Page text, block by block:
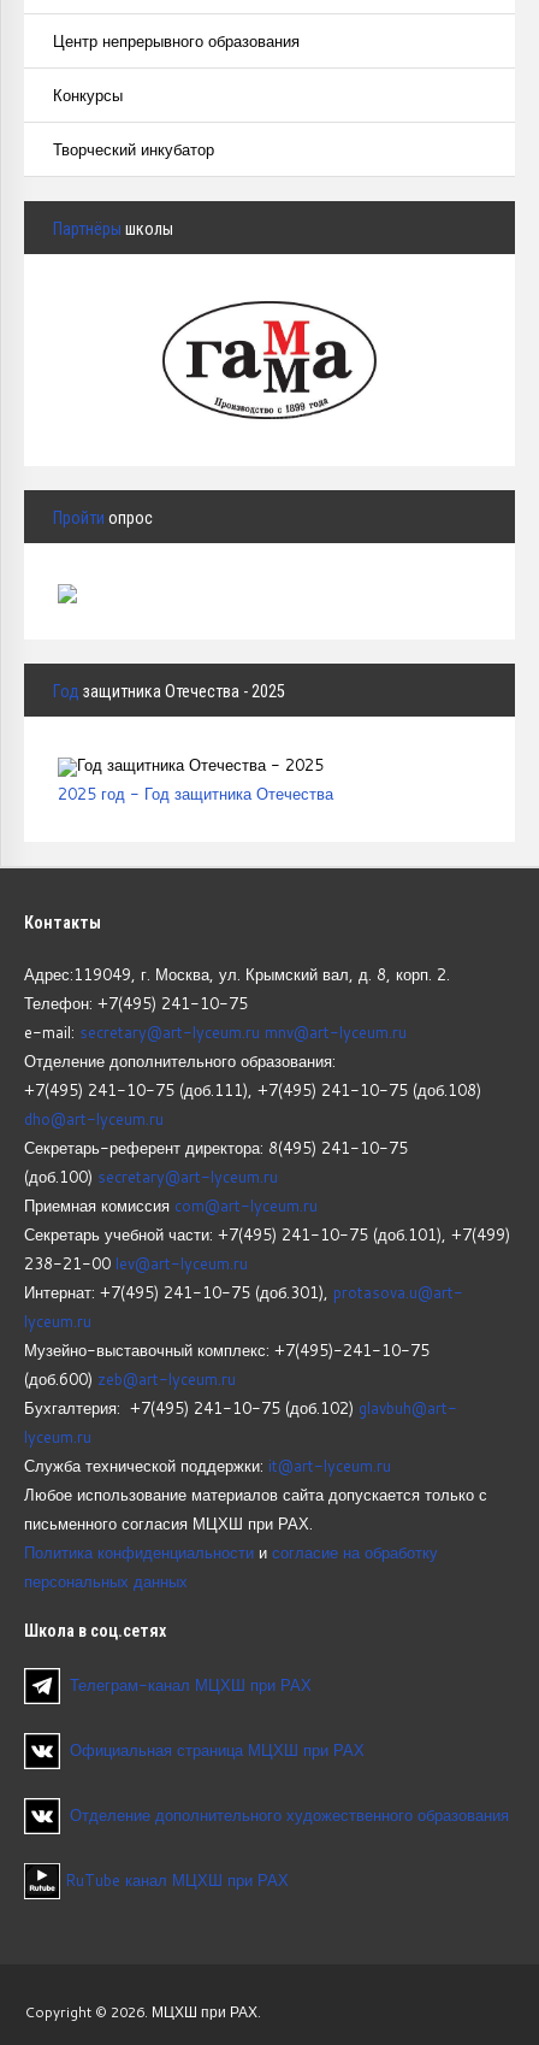
Центр непрерывного образования
Конкурсы
Творческий инкубатор
Партнёры школы
Пройти опрос
Год защитника Отечества - 2025
2025 год - Год защитника Отечества
Контакты
Адрес:119049, г. Москва, ул. Крымский вал, д. 8, корп. 2.
Телефон: +7(495) 241-10-75
e-mail: secretary@art-lyceum.ru mnv@art-lyceum.ru
Отделение дополнительного образования:
+7(495) 241-10-75 (доб.111), +7(495) 241-10-75 (доб.108)
dho@art-lyceum.ru
Секретарь-референт директора: 8(495) 241-10-75
(доб.100) secretary@art-lyceum.ru
Приемная комиссия com@art-lyceum.ru
Секретарь учебной части: +7(495) 241-10-75 (доб.101), +7(499)
238-21-00 lev@art-lyceum.ru
Интернат: +7(495) 241-10-75 (доб.301), protasova.u@art-
lyceum.ru
Музейно-выставочный комплекс: +7(495)-241-10-75
(доб.600) zeb@art-lyceum.ru
Бухгалтерия: +7(495) 241-10-75 (доб.102) glavbuh@art-
lyceum.ru
Служба технической поддержки: it@art-lyceum.ru
Любое использование материалов сайта допускается только с
письменного согласия МЦХШ при РАХ.
Политика конфиденциальности и согласие на обработку
персональных данных
Школа в соц.сетях
Телеграм-канал МЦХШ при РАХ
Официальная страница МЦХШ при РАХ
Отделение дополнительного художественного образования
RuTube канал МЦХШ при РАХ
Copyright © 2026. МЦХШ при РАХ.